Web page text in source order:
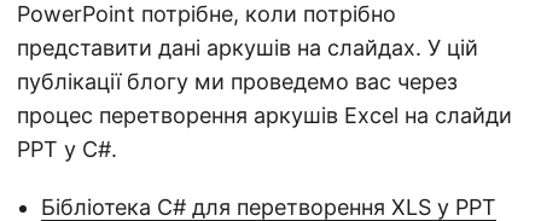
PowerPoint потрібне, коли потрібно
представити дані аркушів на слайдах. У цій
публікації блогу ми проведемо вас через
процес перетворення аркушів Excel на слайди
PPT у C#.
Бібліотека C# для перетворення XLS у PPT